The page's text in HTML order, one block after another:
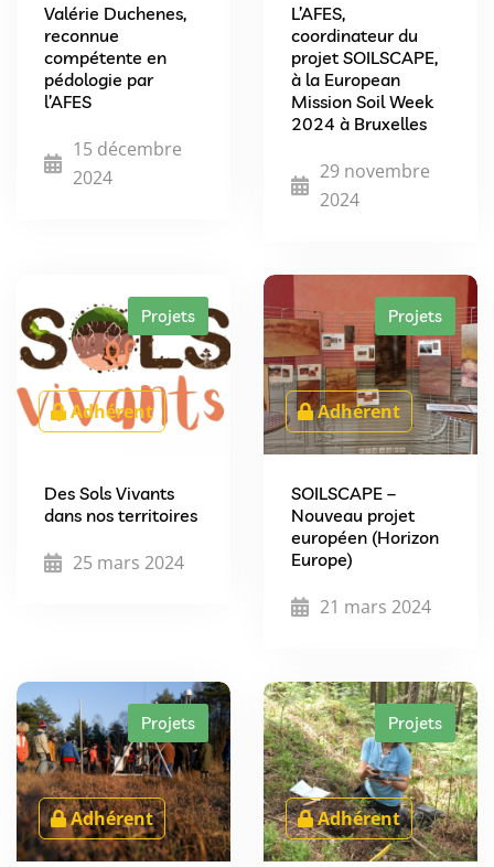
Valérie Duchenes,
reconnue
compétente en
pédologie par
l’AFES
15 décembre
2024
L’AFES,
coordinateur du
projet SOILSCAPE,
à la European
Mission Soil Week
2024 à Bruxelles
29 novembre
2024
Projets
Adhérent
Des Sols Vivants
dans nos territoires
25 mars 2024
Projets
Adhérent
SOILSCAPE –
Nouveau projet
européen (Horizon
Europe)
21 mars 2024
Projets
Adhérent
Projets
Adhérent